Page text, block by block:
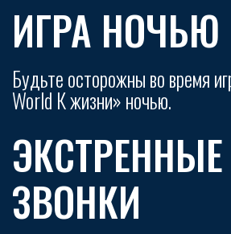
ИГРА НОЧЬЮ
Будьте осторожны во время
World К жизни» ночью.
ЭКСТРЕННЫЕ
ЗВОНКИ